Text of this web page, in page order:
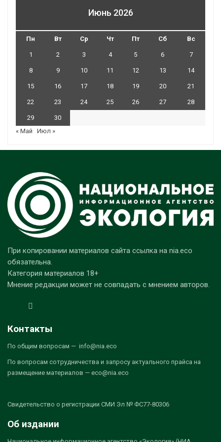
Июнь 2026
Пн Вт Ср Чт Пт Сб Вс
1 2 3 4 5 6 7
8 9 10 11 12 13 14
15 16 17 18 19 20 21
22 23 24 25 26 27 28
29
30
« Май
Июл »
При копировании материалов сайта ссылка на nia.eco
обязательна.
Категория материалов 18+
Мнение редакции может не совпадать с мнением авторов.
Контакты
По общим вопросам — info@nia.eco
По вопросам сотрудничества и запросу актуального прайса на
размещение материалов — eco@nia.eco
Свидетельство о регистрации СМИ Эл № ФС77-80306
Об издании